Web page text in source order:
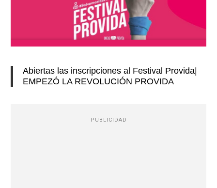
Abiertas las inscripciones al Festival Provida|
EMPEZÓ LA REVOLUCIÓN PROVIDA
PUBLICIDAD